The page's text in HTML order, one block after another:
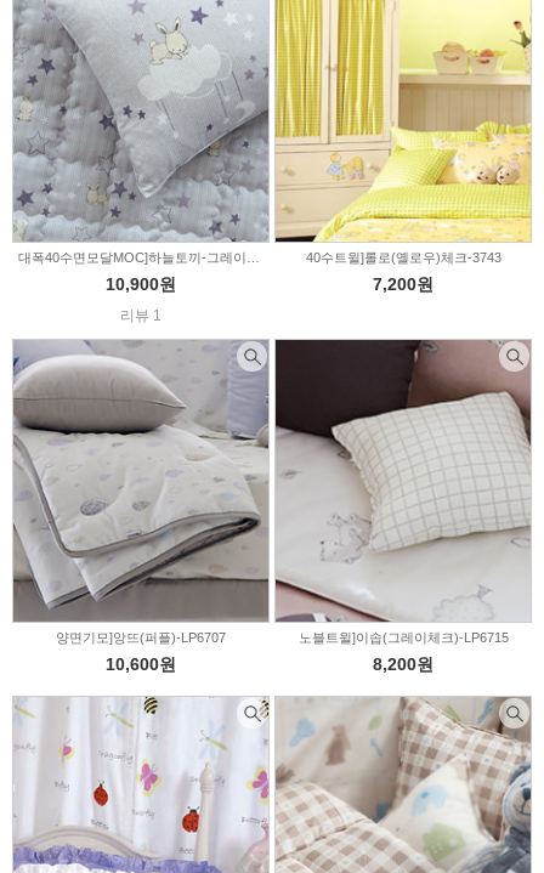
10,900원
리뷰 1
40수트윌]롤로(옐로우)체크-3743
7,200원
양면기모]앙뜨(퍼플)-LP6707
10,600원
노블트윌]이솝(그레이체크)-LP6715
8,200원